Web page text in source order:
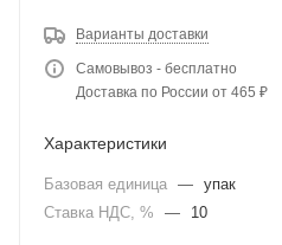
Варианты доставки
Самовывоз - бесплатно
Доставка по России от 465 ₽
Характеристики
Базовая единица — упак
Ставка НДС, %
— 10